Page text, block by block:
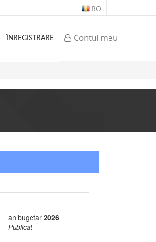
RO
Contul meu
ÎNREGISTRARE
an bugetar 2026
Publicat